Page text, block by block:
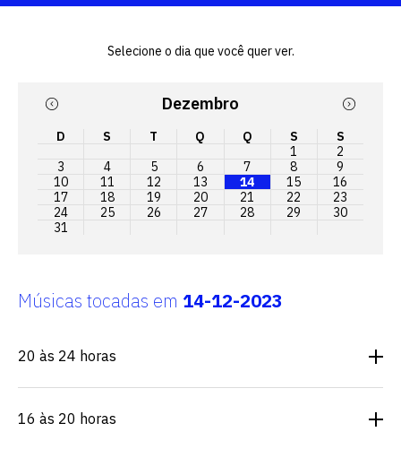
Selecione o dia que você quer ver.
Dezembro
D S T Q Q S
S
1
2
3
4 5 6 7 8
9
10
11 12 13 14 15
16
17
18 19 20 21 22
23
24
25 26 27 28 29
30
31
Músicas tocadas em 14-12-2023
20 às 24 horas
16 às 20 horas